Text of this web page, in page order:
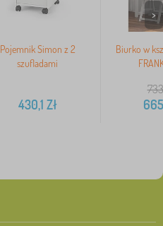
Pojemnik Simon z 2
szufladami
430,1 Zł
Biurko w
>